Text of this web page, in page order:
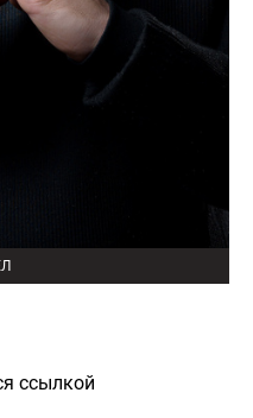
ссылкой